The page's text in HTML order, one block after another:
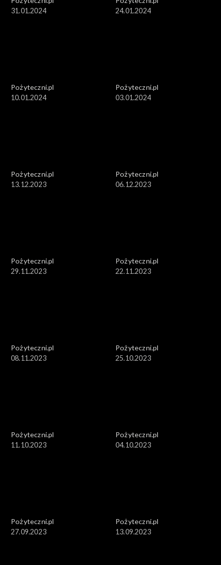
31.01.2024
24.01.2024
Pożyteczni.pl
10.01.2024
Pożyteczni.pl
03.01.2024
Pożyteczni.pl
13.12.2023
Pożyteczni.pl
06.12.2023
Pożyteczni.pl
29.11.2023
Pożyteczni.pl
22.11.2023
Pożyteczni.pl
08.11.2023
Pożyteczni.pl
25.10.2023
Pożyteczni.pl
11.10.2023
Pożyteczni.pl
04.10.2023
Pożyteczni.pl
27.09.2023
Pożyteczni.pl
13.09.2023